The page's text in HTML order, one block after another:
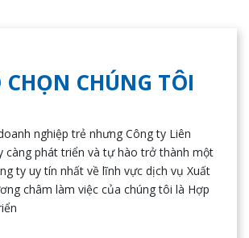
CHỌN CHÚNG TÔI
nghiệp trẻ nhưng Công ty Liên
càng phát triển và tự hào trở thành một
ty uy tín nhất về lĩnh vực dịch vụ Xuất
châm làm việc của chúng tôi là Hợp